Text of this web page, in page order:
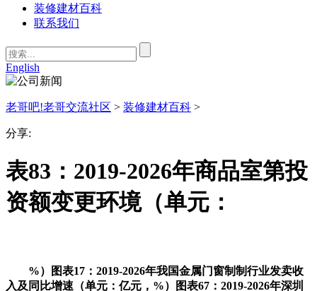
装修建材百科
联系我们
English
老哥吧!老哥交流社区 > 装修建材百科 >
分享:
表83：2019-2026年商品室第投
资额变更环境（单元：
%）图表17：2019-2026年我国金属门窗制制行业发卖收
入及同比增速（单元：亿元，%）图表67：2019-2026年深圳